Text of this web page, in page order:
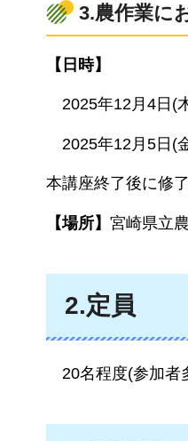
3.農作業に
【日時】
2025年12月4日(
2025年12月5日(
本講座終了後に修
【場所】 宮崎県立
2.定員
20名程度(参加者